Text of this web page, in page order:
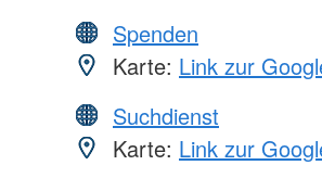
Spenden
Karte: Link zur
Suchdienst
Karte: Link zur